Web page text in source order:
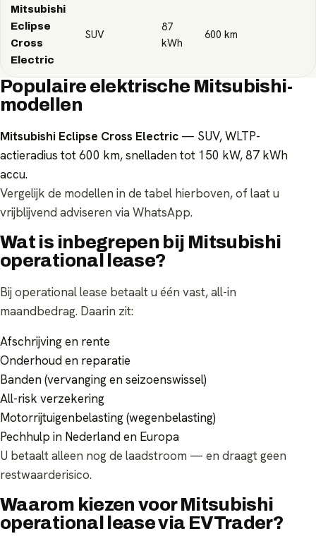
Mitsubishi
Eclipse
Cross
Electric
SUV
87
kWh
600 km
Populaire elektrische Mitsubishi-
modellen
Mitsubishi Eclipse Cross Electric — SUV, WLTP-
actieradius tot 600 km, snelladen tot 150 kW, 87 kWh
accu.
Vergelijk de modellen in de tabel hierboven, of laat u
vrijblijvend adviseren via WhatsApp.
Wat is inbegrepen bij Mitsubishi
operational lease?
Bij operational lease betaalt u één vast, all-in
maandbedrag. Daarin zit:
Afschrijving en rente
Onderhoud en reparatie
Banden (vervanging en seizoenswissel)
All-risk verzekering
Motorrijtuigenbelasting (wegenbelasting)
Pechhulp in Nederland en Europa
U betaalt alleen nog de laadstroom — en draagt geen
restwaarderisico.
Waarom kiezen voor Mitsubishi
operational lease via EVTrader?